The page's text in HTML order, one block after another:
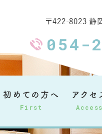
054-
〒422-8023 静
初めての方へ
First
アクセ
Access